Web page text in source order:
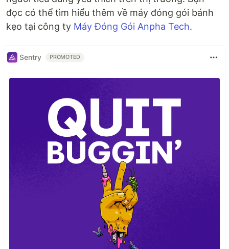
đọc có thể tìm hiểu thêm về máy đóng gói bánh
kẹo tại công ty Máy Đóng Gói Anpha Tech.
Sentry PROMOTED